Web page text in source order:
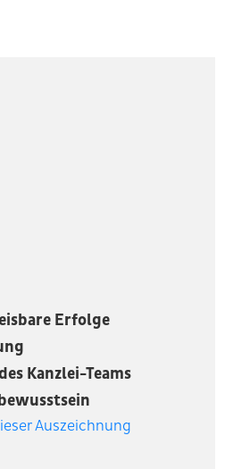
Erfolge​
Kanzlei-Teams​
Auszeichnung